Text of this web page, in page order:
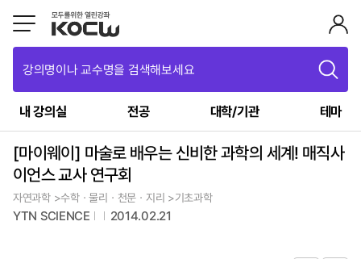
강의명이나 교수명을 검색해보세요
내 강의실 전공 대학/기관 테마
[마이웨이] 마술로 배우는 신비한 과학의 세계! 매직사
이언스 교사 연구회
자연과학 >수학ㆍ물리ㆍ천문ㆍ지리 >기초과학
YTN SCIENCE 2014.02.21